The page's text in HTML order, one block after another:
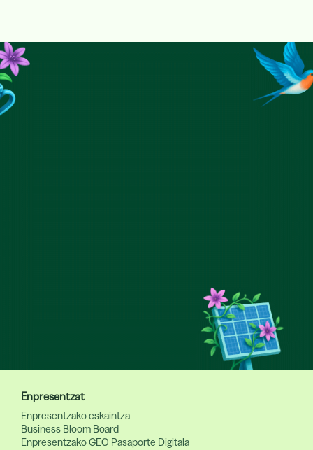
Enpresentzat
Enpresentzako eskaintza
Business Bloom Board
Enpresentzako GEO Pasaporte Digitala